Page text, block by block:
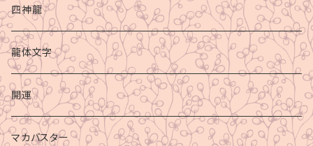
四神龍
龍体文字
開運
マカバスター